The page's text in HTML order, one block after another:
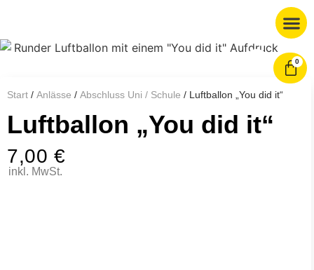
0
Start / Anlässe / Abschluss Uni / Schule / Luftballon „You did it“
Luftballon „You did it“
7,00 €
inkl. MwSt.